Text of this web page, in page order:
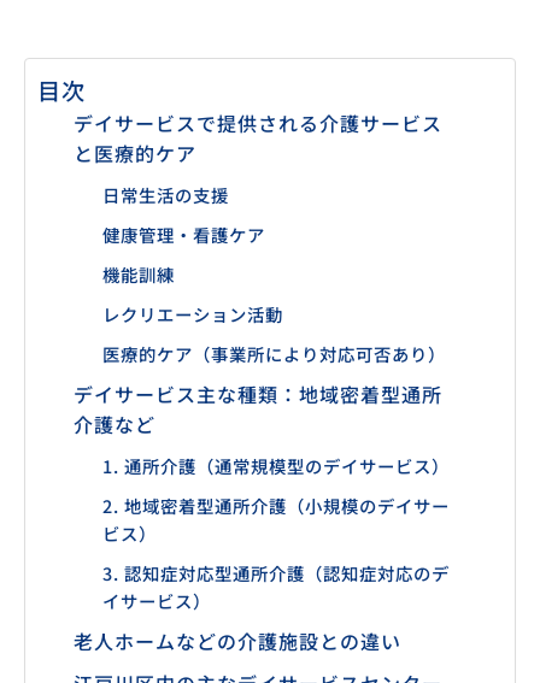
目次
デイサービスで提供される介護サービス
と医療的ケア
日常生活の支援
健康管理・看護ケア
機能訓練
レクリエーション活動
医療的ケア（事業所により対応可否あり）
デイサービス主な種類：地域密着型通所
介護など
1. 通所介護（通常規模型のデイサービス）
2. 地域密着型通所介護（小規模のデイサー
ビス）
3. 認知症対応型通所介護（認知症対応のデ
イサービス）
老人ホームなどの介護施設との違い